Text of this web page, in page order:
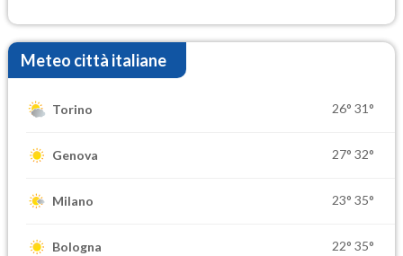
Meteo città italiane
Torino 26° 31°
Genova 27° 32°
Milano 23° 35°
Bologna 22° 35°